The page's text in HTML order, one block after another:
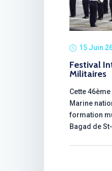
15 Juin
Festival
Militaires
Cette
Marine
formation
Bagad de